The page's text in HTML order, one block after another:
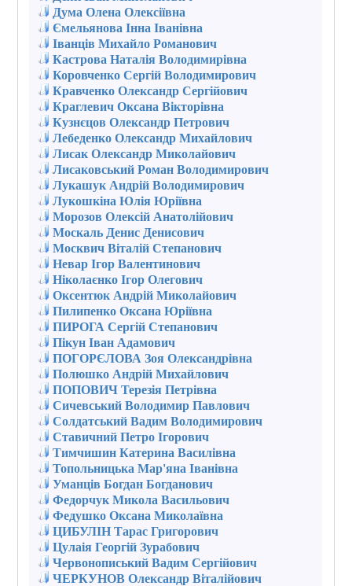
Дума Олена Олексіївна
Ємельянова Інна Іванівна
Іванців Михайло Романович
Кастрова Наталія Володимирівна
Коровченко Сергій Володимирович
Кравченко Олександр Сергійович
Краглевич Оксана Вікторівна
Кузнєцов Олександр Петрович
Лебеденко Олександр Михайлович
Лисак Олександр Миколайович
Лисаковський Роман Володимирович
Лукашук Андрій Володимирович
Лукошкіна Юлія Юріївна
Морозов Олексій Анатолійович
Москаль Денис Денисович
Москвич Віталій Степанович
Невар Ігор Валентинович
Ніколаєнко Ігор Олегович
Оксентюк Андрій Миколайович
Пилипенко Оксана Юріївна
ПИРОГА Сергій Степанович
Пікун Іван Адамович
ПОГОРЄЛОВА Зоя Олександрівна
Полюшко Андрій Михайлович
ПОПОВИЧ Терезія Петрівна
Сичевський Володимир Павлович
Солдатський Вадим Володимирович
Ставичний Петро Ігорович
Тимчишин Катерина Василівна
Топольницька Мар'яна Іванівна
Уманців Богдан Богданович
Федорчук Микола Васильович
Федушко Оксана Миколаївна
ЦИБУЛІН Тарас Григорович
Цулаія Георгій Зурабович
Червонописький Вадим Сергійович
ЧЕРКУНОВ Олександр Віталійович